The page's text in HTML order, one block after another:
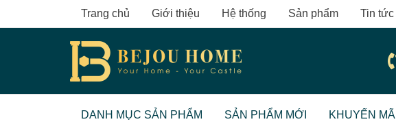
to
Trang chủ Giới thiệu Hệ thống Sản phẩm Tin tức
DANH MỤC SẢN PHẨM SẢN PHẨM MỚI KHUYẾN MÃI